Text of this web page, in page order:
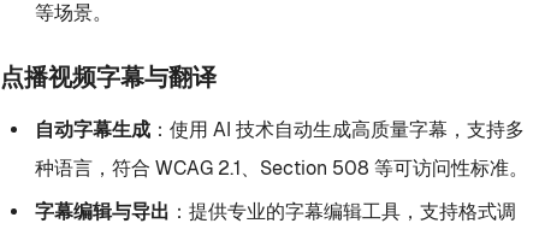
等场景。
点播视频字幕与翻译
自动字幕生成：使用 AI 技术自动生成高质量字幕，支持多
种语言，符合 WCAG 2.1、Section 508 等可访问性标准。
字幕编辑与导出 ：提供专业的字幕编辑工具，支持格式调